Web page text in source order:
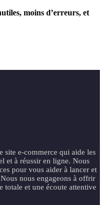
moins d’erreurs, et
site e-commerce qui aide les
et à réussir en ligne. Nous
pour vous aider à lancer et
nous engageons à offrir
totale et une écoute attentive